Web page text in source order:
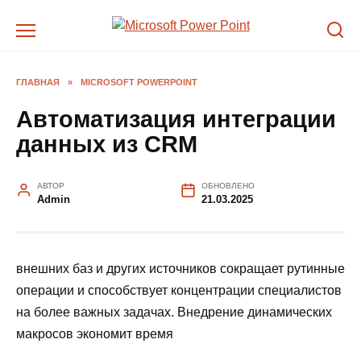
ГЛАВНАЯ » MICROSOFT POWERPOINT
Автоматизация интеграции
данных из CRM
АВТОР
Admin
ОБНОВЛЕНО
21.03.2025
внешних баз и других источников сокращает рутинные
операции и способствует концентрации специалистов
на более важных задачах. Внедрение динамических
макросов экономит время